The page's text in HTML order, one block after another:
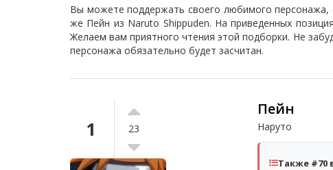
Вы можете поддержать своего любимого персонажа,
же Пейн из Naruto Shippuden. На приведенных
Желаем вам приятного чтения этой подборки. Не
персонажа обязательно будет засчитан.
1 23
Пейн
Наруто
Также #70